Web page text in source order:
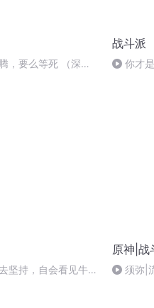
，要么等死 （深度
战斗派
你才
坚持，自会看见牛逼
原神|战
须弥|